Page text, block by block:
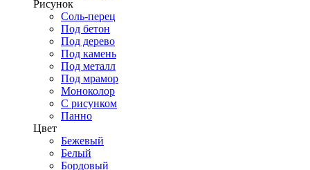
Рисунок
Соль-перец
Под бетон
Под дерево
Под камень
Под металл
Под мрамор
Моноколор
С рисунком
Панно
Цвет
Бежевый
Белый
Бордовый